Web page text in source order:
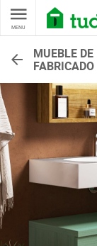
MENU
MUEBLE